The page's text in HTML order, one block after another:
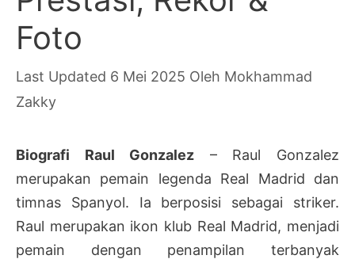
Foto
6 Mei 2025 Oleh Mokhammad
Zakky
Biografi Raul Gonzalez – Raul Gonzalez
merupakan pemain legenda Real Madrid dan
timnas Spanyol. Ia berposisi sebagai striker.
Raul merupakan ikon klub Real Madrid, menjadi
pemain dengan penampilan terbanyak